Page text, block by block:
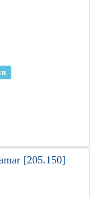
[205.150]